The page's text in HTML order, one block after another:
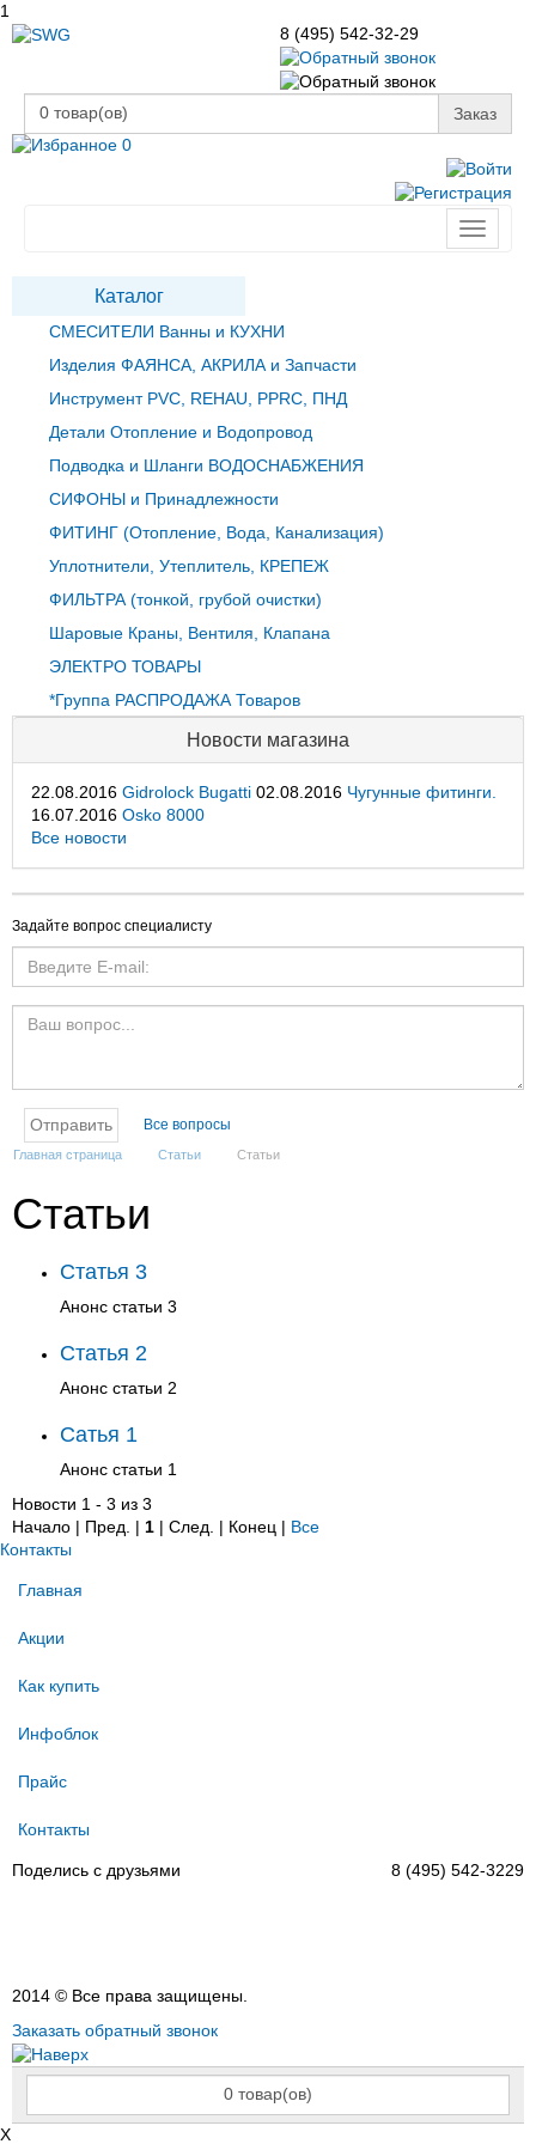
1
8 (495) 542-32-29
0 товар(ов)
Заказ
0
Toggle
Каталог
СМЕСИТЕЛИ Ванны и КУХНИ
Изделия ФАЯНСА, АКРИЛА и Запчасти
Инструмент PVC, REHAU, PPRC, ПНД
Детали Отопление и Водопровод
Подводка и Шланги ВОДОСНАБЖЕНИЯ
СИФОНЫ и Принадлежности
ФИТИНГ (Отопление, Вода, Канализация)
Уплотнители, Утеплитель, КРЕПЕЖ
ФИЛЬТРА (тонкой, грубой очистки)
Шаровые Краны, Вентиля, Клапана
ЭЛЕКТРО ТОВАРЫ
*Группа РАСПРОДАЖА Товаров
Новости магазина
22.08.2016 Gidrolock Bugatti 02.08.2016 Чугунные фитинги.
16.07.2016 Osko 8000
Все новости
Задайте вопрос специалисту
Все вопросы
Главная страница Статьи Статьи
Статьи
Статья 3
Анонс статьи 3
Статья 2
Анонс статьи 2
Сатья 1
Анонс статьи 1
Новости 1 - 3 из 3
Начало | Пред. | 1 | След. | Конец | Все
Контакты
Главная
Акции
Как купить
Инфоблок
Прайс
Контакты
Поделись с друзьями 8 (495) 542-3229
2014 © Все права защищены.
Заказать обратный звонок
0 товар(ов)
X